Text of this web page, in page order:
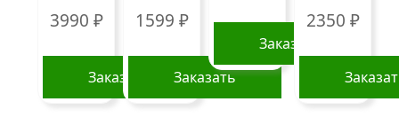
3990 ₽
Заказать
1599 ₽
Заказать
Заказать
2350 ₽